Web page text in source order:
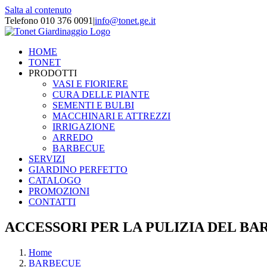
Salta al contenuto
Telefono 010 376 0091 |info@tonet.ge.it
HOME
TONET
PRODOTTI
VASI E FIORIERE
CURA DELLE PIANTE
SEMENTI E BULBI
MACCHINARI E ATTREZZI
IRRIGAZIONE
ARREDO
BARBECUE
SERVIZI
GIARDINO PERFETTO
CATALOGO
PROMOZIONI
CONTATTI
ACCESSORI PER LA PULIZIA DEL
Home
BARBECUE